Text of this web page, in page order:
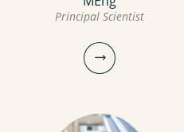
Principal Scientist